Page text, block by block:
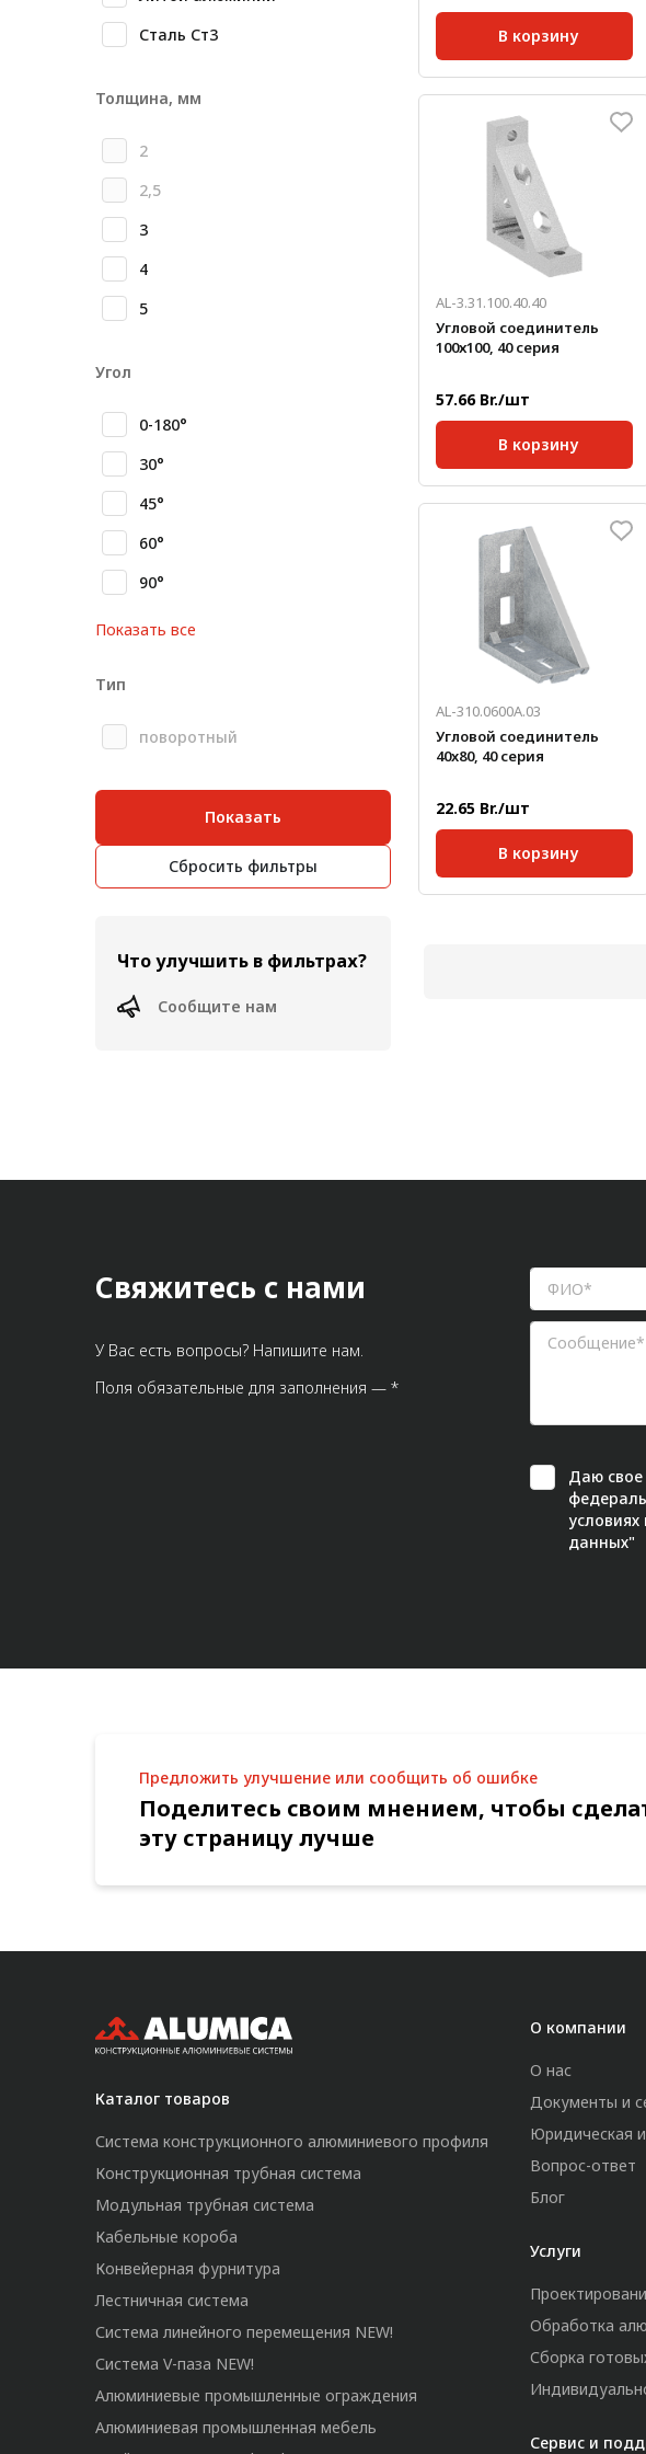
Метрический крепеж
обработки профиля
Сталь Ст3
Толщина, мм
2
2,5
3
4
5
Угол
0-180°
30°
45°
60°
90°
Показать все
Тип
поворотный
Показать
Сбросить фильтры
Что улучшить в фильтрах?
Сообщите нам
В корзину
Серия:
40; 45;
0,280
Толщина, мм:
3
AL-3.31.100.40.40
Угловой соединитель
100х100, 40 серия
57.66 Br./шт
В корзину
Серия:
40;
0,220
AL-310.0600A.03
Угловой соединитель
40x80, 40 серия
22.65 Br./шт
В корзину
Серия:
40;
Свяжитесь с нами
У Вас есть вопросы? Напишите нам.
Поля обязательные для заполнения — *
Даю свое
данных"
Предложить улучшение или сообщить об ошибке
Поделитесь своим мнением, чтобы
эту страницу лучше
Каталог товаров
Система конструкционного алюминиевого профиля
Конструкционная трубная система
Модульная трубная система
Кабельные короба
Конвейерная фурнитура
Лестничная система
Система линейного перемещения NEW!
Система V-паза NEW!
Алюминиевые промышленные ограждения
Алюминиевая промышленная мебель
О компании
О нас
Документы и
Юридическая
Вопрос-ответ
Блог
Услуги
Обработка
Сборка
Сервис и